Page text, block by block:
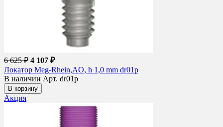
6 625 ₽ 4 107 ₽
Локатор Meg-Rhein,AO, h 1,0 mm dr01p
В наличии Арт. dr01p
В корзину
Акция